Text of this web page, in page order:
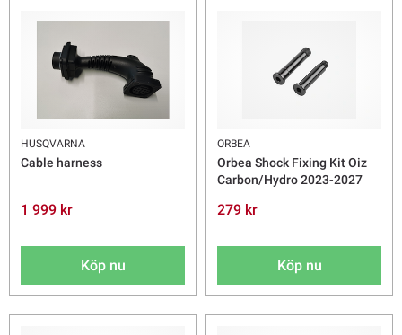
HUSQVARNA
Cable harness
1 999 kr
Köp nu
ORBEA
Orbea Shock Fixing Kit Oiz
Carbon/Hydro 2023-2027
279 kr
Köp nu